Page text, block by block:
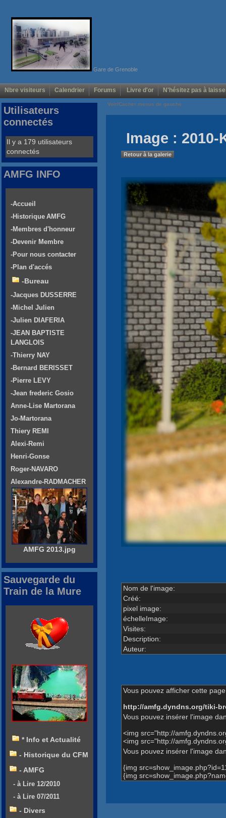
Gare de Grenoble
Nbre visiteurs Calendrier Forums Livre d'or N'hésitez pas à
Voir/Cacher menus de gauche
Image : 2010-
Retour à la galerie
Nom de l'image:
Créé:
pixel image:
échelleImage:
Visites:
Description:
Auteur:
Vous pouvez afficher cette
http://amfg.dyndns.org/tiki-
Vous pouvez insérer l'image
<img src="http://
<img src="http://
Vous pouvez insérer l'image
{img
{img
Utilisateurs
connectés
Il y a 179 utilisateurs
connectés
AMFG INFO
-Accueil
-Historique AMFG
-Membres d'honneur
-Devenir Membre
-Pour nous contacter
-Plan d'accés
-Bureau
-Jacques DUSSERRE
-Michel Julien
-Julien DIAFERIA
-JEAN BAPTISTE
LANGLOIS
-Thierry NAY
-Bernard BERISSET
-Pierre LEVY
-Jean frederic Gosio
Anne-Lise Martorana
Jo-Martorana
Thiery REMI
Alexi-Remi
Henri-Gonse
Roger-NAVARO
Alexandre-RADMACHER
AMFG 2013.jpg
Sauvegarde du
Train de la Mure
* Info et Actualité
- Historique du CFM
- AMFG
- à Lire 12/2010
- à Lire 07/2011
- Divers